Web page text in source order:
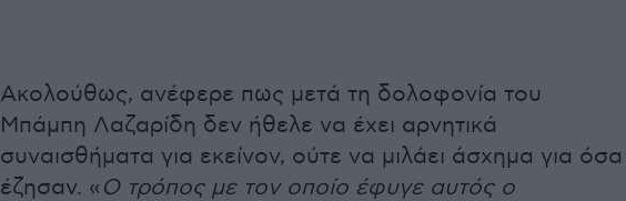
Ακολούθως, ανέφερε πως μετά τη δολοφονία του
Μπάμπη Λαζαρίδη δεν ήθελε να έχει αρνητικά
συναισθήματα για εκείνον, ούτε να μιλάει άσχημα για όσα
έζησαν. « Ο τρόπος με τον οποίο έφυγε αυτός ο